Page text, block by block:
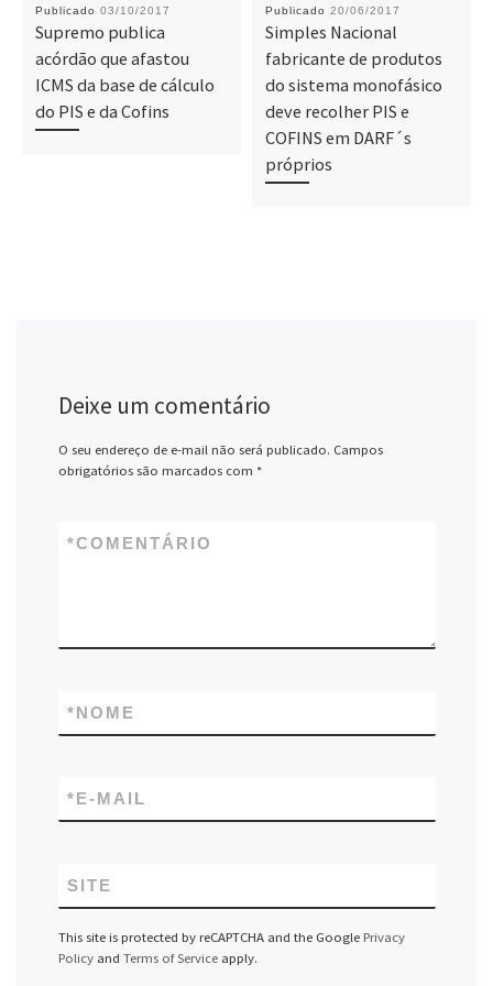
Publicado 03/10/2017
Supremo publica
acórdão que afastou
ICMS da base de cálculo
do PIS e da Cofins
Publicado 20/06/2017
Simples Nacional
fabricante de produtos
do sistema monofásico
deve recolher PIS e
COFINS em DARF´s
próprios
Deixe um comentário
O seu endereço de e-mail não será publicado. Campos
obrigatórios são marcados com *
COMENTÁRIO
*
NOME
*
E-MAIL
*
SITE
This site is protected by reCAPTCHA and the Google Privacy
Policyand Terms of Serviceapply.